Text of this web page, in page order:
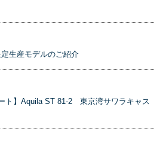
生産モデルのご紹介
ト】Aquila ST 81-2 東京湾サワラキャス